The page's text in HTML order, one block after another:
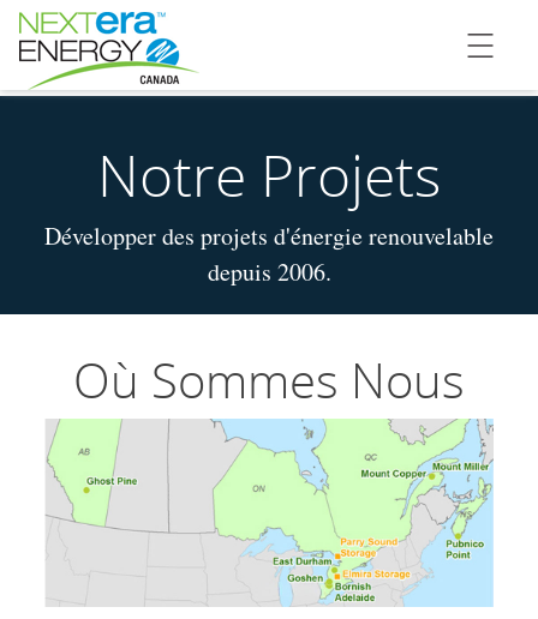
Notre Projets
Développer des projets d'énergie renouvelable
depuis 2006.
Où Sommes Nous